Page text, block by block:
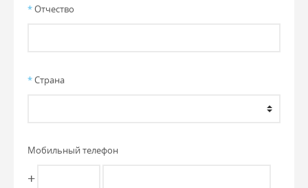
*Отчество
*Страна
Мобильный телефон
+